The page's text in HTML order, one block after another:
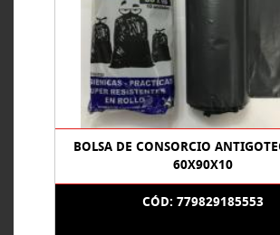
BOLSA DE CONSORCIO
60X90X10
CÓD: 779829185553